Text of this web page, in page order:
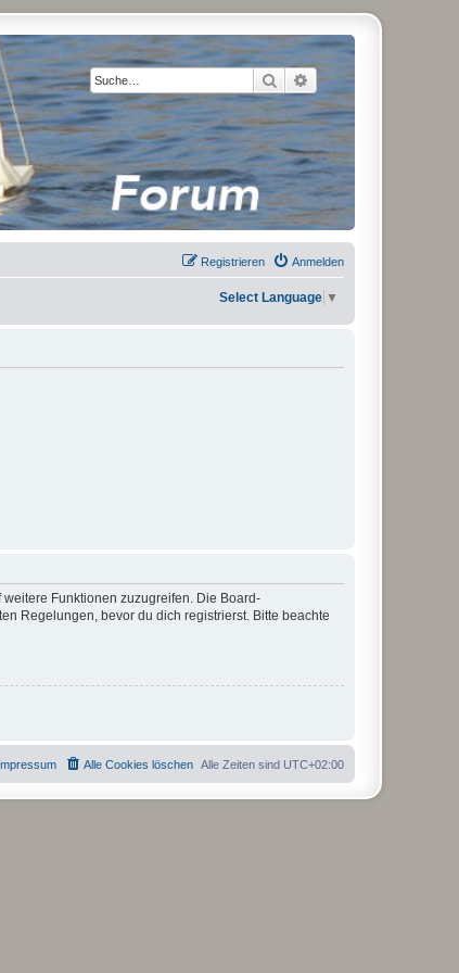
Suche Erweiterte Suche
Anmelden
Registrieren
Select Language ▼
Funktionen zuzugreifen. Die Board-
Regelungen, bevor du dich registrierst. Bitte beachte
Alle Zeiten sind UTC+02:00
Alle Cookies löschen